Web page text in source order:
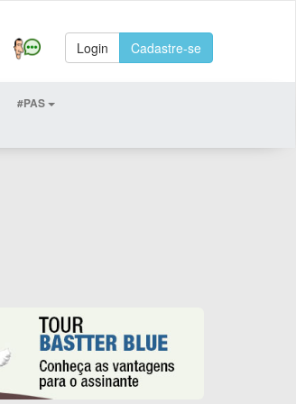
Login Cadastre-se
#PAS